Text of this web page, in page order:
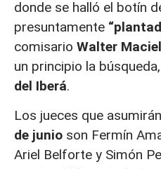
donde se halló el botín
presuntamente
comisario Walter Maciel
un principio la
del Iberá.
Los jueces que
de junio son Fermín
Ariel Belforte y Simón